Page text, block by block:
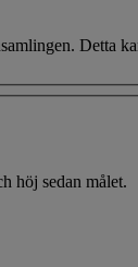
Detta
höj sedan målet.